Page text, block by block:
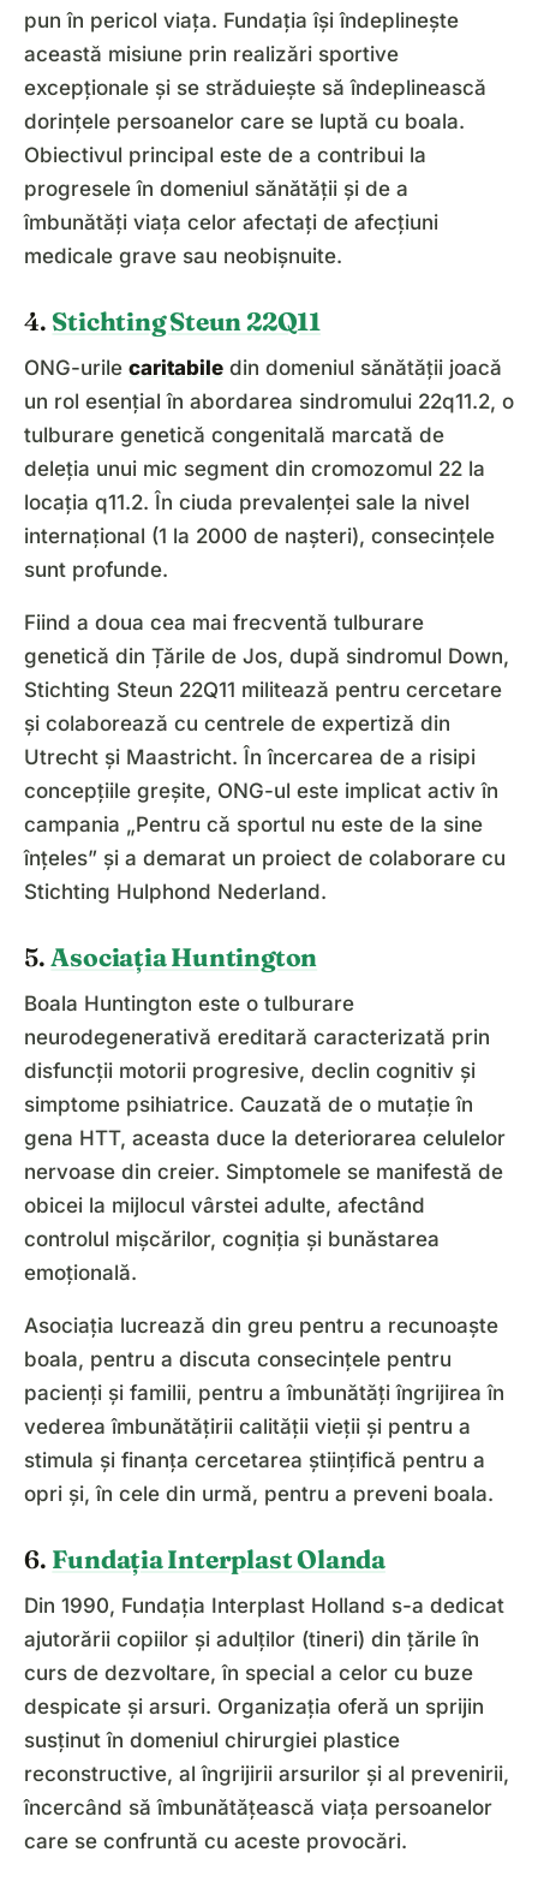
pun în pericol viața. Fundația își îndeplinește
această misiune prin realizări sportive
excepționale și se străduiește să îndeplinească
dorințele persoanelor care se luptă cu boala.
Obiectivul principal este de a contribui la
progresele în domeniul sănătății și de a
îmbunătăți viața celor afectați de afecțiuni
medicale grave sau neobișnuite.
4. Stichting Steun 22Q11
ONG-urile caritabile din domeniul sănătății joacă
un rol esențial în abordarea sindromului 22q11.2, o
tulburare genetică congenitală marcată de
deleția unui mic segment din cromozomul 22 la
locația q11.2. În ciuda prevalenței sale la nivel
internațional (1 la 2000 de nașteri), consecințele
sunt profunde.
Fiind a doua cea mai frecventă tulburare
genetică din Țările de Jos, după sindromul Down,
Stichting Steun 22Q11 militează pentru cercetare
și colaborează cu centrele de expertiză din
Utrecht și Maastricht. În încercarea de a risipi
concepțiile greșite, ONG-ul este implicat activ în
campania „Pentru că sportul nu este de la sine
înțeles” și a demarat un proiect de colaborare cu
Stichting Hulphond Nederland.
5. Asociația Huntington
Boala Huntington este o tulburare
neurodegenerativă ereditară caracterizată prin
disfuncții motorii progresive, declin cognitiv și
simptome psihiatrice. Cauzată de o mutație în
gena HTT, aceasta duce la deteriorarea celulelor
nervoase din creier. Simptomele se manifestă de
obicei la mijlocul vârstei adulte, afectând
controlul mișcărilor, cogniția și bunăstarea
emoțională.
Asociația lucrează din greu pentru a recunoaște
boala, pentru a discuta consecințele pentru
pacienți și familii, pentru a îmbunătăți îngrijirea în
vederea îmbunătățirii calității vieții și pentru a
stimula și finanța cercetarea științifică pentru a
opri și, în cele din urmă, pentru a preveni boala.
6. Fundația Interplast Olanda
Din 1990, Fundația Interplast Holland s-a dedicat
ajutorării copiilor și adulților (tineri) din țările în
curs de dezvoltare, în special a celor cu buze
despicate și arsuri. Organizația oferă un sprijin
susținut în domeniul chirurgiei plastice
reconstructive, al îngrijirii arsurilor și al prevenirii,
încercând să îmbunătățească viața persoanelor
care se confruntă cu aceste provocări.